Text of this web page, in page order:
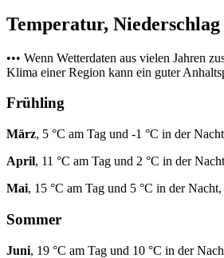
Temperatur, Niederschlag
••• Wenn Wetterdaten aus vielen Jahren
Klima einer Region kann ein guter
Frühling
März, 5 °C am Tag und -1 °C in der
April, 11 °C am Tag und 2 °C in der
Mai, 15 °C am Tag und 5 °C in der
Sommer
Juni, 19 °C am Tag und 10 °C in der